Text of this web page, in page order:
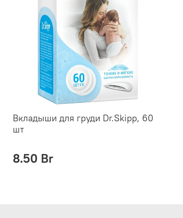
Вкладыши для груди Dr.Skipp, 60
шт
8.50 Br